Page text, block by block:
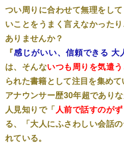
つい周りに合わせて無理をし
いことをうまく言えなかった
ありませんか？
『感じがいい、信頼できる
は、そんないつも周りを気遣
られた書籍として注目を集めて
アナウンサー歴30年超であり
人見知りで「人前で話すのが
る、「大人にふさわしい会話
れている。